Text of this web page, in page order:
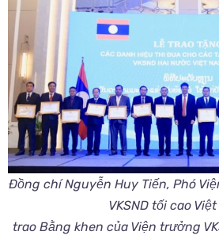
Đồng chí Nguyễn Huy Tiến, Phó
VKSND tối cao
trao Bằng khen của Viện trưởng